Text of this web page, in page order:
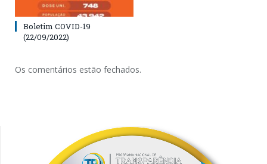
Boletim COVID-19
(22/09/2022)
Os comentários estão fechados.